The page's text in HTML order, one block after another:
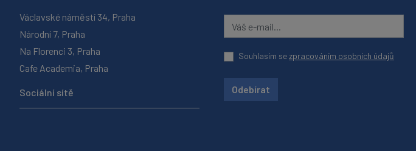
Václavské náměstí 34, Praha
Národní 7, Praha
Na Florenci 3, Praha
Cafe Academia, Praha
Sociální sítě
Souhlasím sezpracováním osobních údajů
Odebírat